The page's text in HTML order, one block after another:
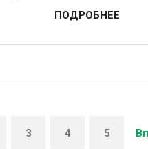
ПОДРОБНЕЕ
3 4 5